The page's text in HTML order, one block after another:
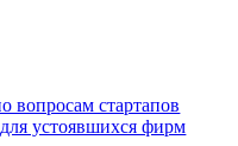
вопросам стартапов
устоявшихся фирм